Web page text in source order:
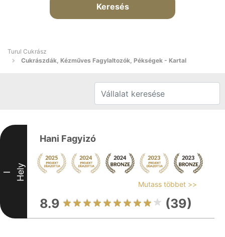
Keresés
Turul Cukrász
Cukrászdák, Kézműves Fagylaltozók, Pékségek - Kartal
I Hely
Hani Fagyizó
Mutass többet >>
8.9 (39)